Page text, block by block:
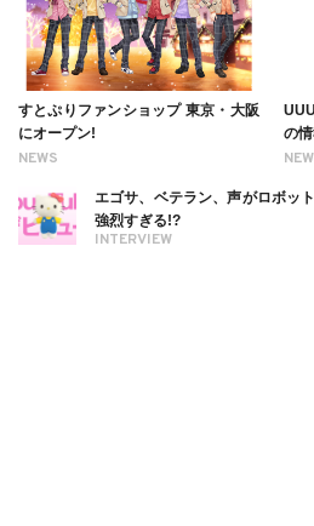
NEWS
すとぷりファンショップ 東京・大阪
にオープン!
の
INTERVIEW
エゴサ、ベテラン、声がロボッ
強烈すぎる!?